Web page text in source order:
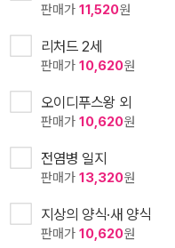
판매가 11,520원
리처드 2세
판매가 10,620원
오이디푸스왕 외
판매가 10,620원
전염병 일지
판매가 13,320원
지상의 양식·새 양식
판매가 10,620원